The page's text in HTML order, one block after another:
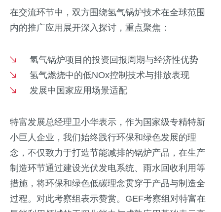
在交流环节中，双方围绕氢气锅炉技术在全球范围
内的推广应用展开深入探讨，重点聚焦：
氢气锅炉项目的投资回报周期与经济性优势
氢气燃烧中的低NOx控制技术与排放表现
发展中国家应用场景适配
特富发展总经理卫小华表示，作为国家级专精特新
小巨人企业，我们始终践行环保和绿色发展的理
念，不仅致力于打造节能减排的锅炉产品，在生产
制造环节通过建设光伏发电系统、雨水回收利用等
措施，将环保和绿色低碳理念贯穿于产品与制造全
过程。对此考察组表示赞赏。GEF考察组对特富在